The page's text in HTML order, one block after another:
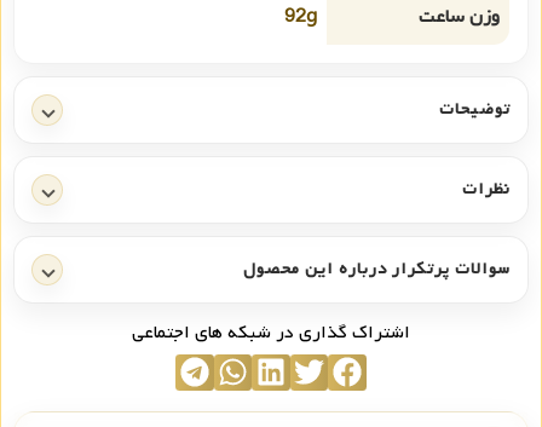
وزن ساعت
92g
توضیحات
نظرات
سوالات پرتکرار درباره این محصول
اشتراک گذاری در شبکه های اجتماعی